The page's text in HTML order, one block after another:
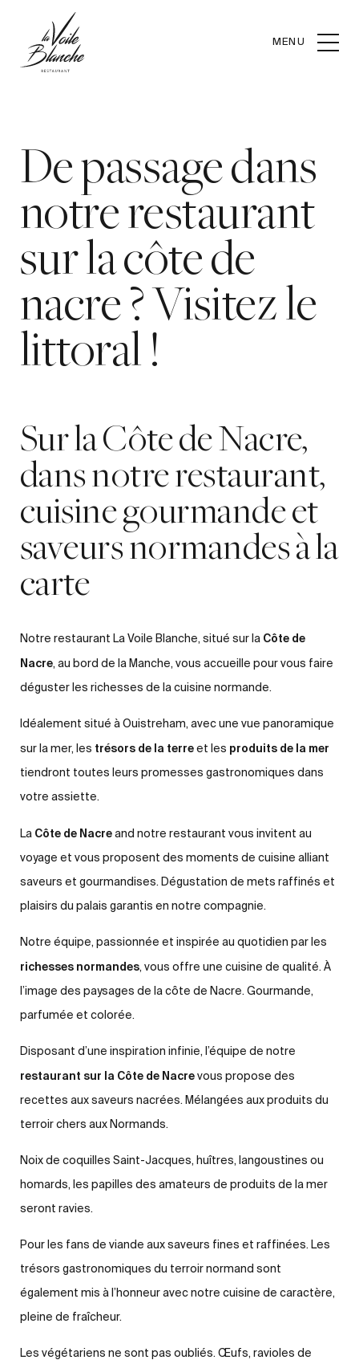
MENU
De passage dans
notre restaurant
sur la côte de
nacre ? Visitez le
littoral !
Sur la Côte de Nacre,
dans notre restaurant,
cuisine gourmande et
saveurs normandes à la
carte
Notre restaurant La Voile Blanche, situé sur la Côte de
Nacre, au bord de la Manche, vous accueille pour vous faire
déguster les richesses de la cuisine normande.
Idéalement situé à Ouistreham, avec une vue panoramique
sur la mer, les trésors de la terre et les produits de la mer
tiendront toutes leurs promesses gastronomiques dans
votre assiette.
La Côte de Nacre and notre restaurant vous invitent au
voyage et vous proposent des moments de cuisine alliant
saveurs et gourmandises. Dégustation de mets raffinés et
plaisirs du palais garantis en notre compagnie.
Notre équipe, passionnée et inspirée au quotidien par les
richesses normandes, vous offre une cuisine de qualité. À
l’image des paysages de la côte de Nacre. Gourmande,
parfumée et colorée.
Disposant d’une inspiration infinie, l’équipe de notre
restaurant sur la Côte de Nacre vous propose des
recettes aux saveurs nacrées. Mélangées aux produits du
terroir chers aux Normands.
Noix de coquilles Saint-Jacques, huîtres, langoustines ou
homards, les papilles des amateurs de produits de la mer
seront ravies.
Pour les fans de viande aux saveurs fines et raffinées. Les
trésors gastronomiques du terroir normand sont
également mis à l’honneur avec notre cuisine de caractère,
pleine de fraîcheur.
Les végétariens ne sont pas oubliés. Œufs, ravioles de